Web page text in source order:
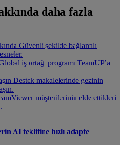
daha fazla
Güvenli şekilde bağlantılı
iş ortağı programı TeamUP’a
Destek makalelerinde gezinin
müşterilerinin elde ettikleri
AI teklifine hızlı adapte